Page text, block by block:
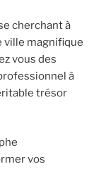
cherchant à
ville magnifique
vous des
à
trésor
vos